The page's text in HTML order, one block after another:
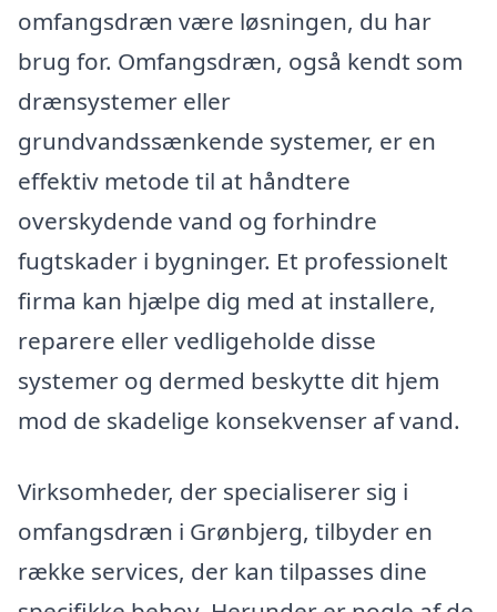
omfangsdræn være løsningen, du har
brug for. Omfangsdræn, også kendt som
drænsystemer eller
grundvandssænkende systemer, er en
effektiv metode til at håndtere
overskydende vand og forhindre
fugtskader i bygninger. Et professionelt
firma kan hjælpe dig med at installere,
reparere eller vedligeholde disse
systemer og dermed beskytte dit hjem
mod de skadelige konsekvenser af vand.
Virksomheder, der specialiserer sig i
omfangsdræn i Grønbjerg, tilbyder en
række services, der kan tilpasses dine